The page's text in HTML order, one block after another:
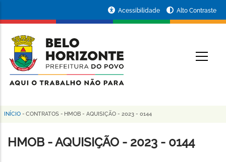
conteúdo
principal
da
Prefeitura
de
Horizonte
Acessibilidade Alto Contraste
Trilha
de
INÍCIO - CONTRATOS - HMOB - AQUISIÇÃO - 2023 - 0144
HMOB - AQUISIÇÃO - 2023 - 0144